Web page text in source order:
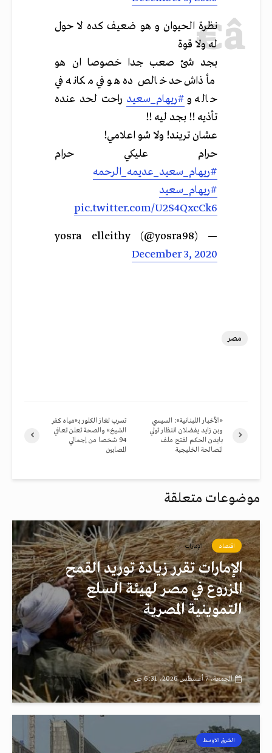
نظرة الحيوان و هو ضعيف كده لا حول
له ولا قوة
بجد شئ صعب جدا خصوصا ان هو
مأذاش حد خالص ده هو في مكانه في
حاله و #ريهام_سعيد راحت لحد عنده
تأذيه !! بجد ليه !!
عشان تريند! ولا شو اعلامي!
حرام عليكي حرام
#ريهام_سعيد_عديمه_الرحمه
#ريهام_سعيد
pic.twitter.com/U2S4QxcCk6
— yosra elleithy (@yosra98)
December 3, 2020
مصر
تسرب لغاز الكلور بـ«مياه كفر
الشيخ» والصحة تعلن تعافي
94 شخصا من إجمالي
المصابين
«الأخبار اللبنانية»: السيسي
وبن زايد يفضلان انتظار تولي
بايدن الحكم لفتح ملف
المصالحة الخليجية
موضوعات متعلقة
اقتصاد الإمارات
الإمارات تقرر زيادة توريد القمح
المزروع في مصر لهيئة السلع
التموينية المصرية
الجمعة، 7 أغسطس 2026، 6:31 ص
الشرق الاوسط رصد